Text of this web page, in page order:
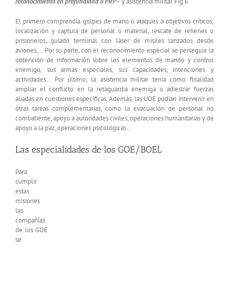
El primero comprendía golpes de mano o ataques a objetivos críticos,
localización y captura de personal o material, rescate de rehenes o
prisioneros, guiado terminal con láser de misiles lanzados desde
aviones,… Por su parte, con el reconocimiento especial se perseguía la
obtención de información sobre los elementos de mando y control
enemigo, sus armas especiales, sus capacidades, intenciones y
actividades… Por último, la asistencia militar tenía como finalidad
ampliar el conflicto en la retaguardia enemiga o adiestrar fuerzas
aliadas en cuestiones específicas. Además, las UOE podían intervenir en
otras tareas complementarias, como la evacuación de personal no
combatiente, apoyo a autoridades civiles, operaciones humanitarias y de
apoyo a la paz, operaciones psicológicas…
Las especialidades de los GOE/BOEL
Para
cumplir
estas
misiones
las
compañías
de los GOE
se